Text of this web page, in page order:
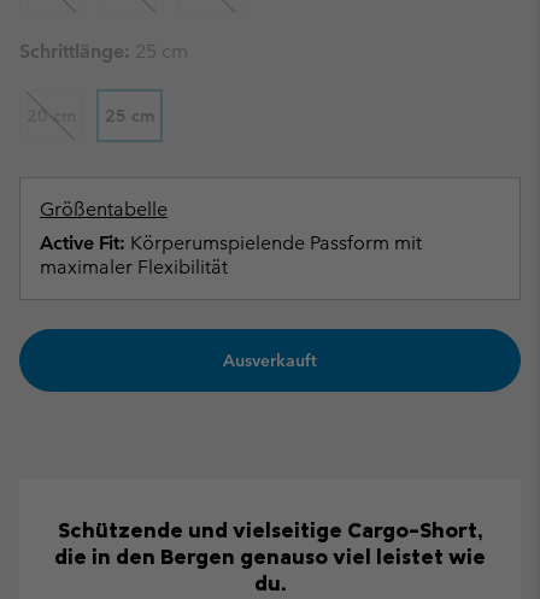
Schrittlänge: 25 cm
20 cm 25 cm
Größentabelle
Active Fit: Körperumspielende Passform mit
maximaler Flexibilität
Ausverkauft
Schützende und vielseitige Cargo-Short,
die in den Bergen genauso viel leistet wie
du.